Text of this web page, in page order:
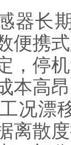
器长
便携
，停
本高
况漂
离散